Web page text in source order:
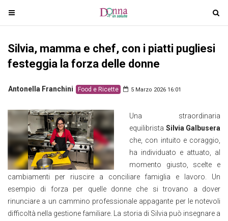
T
o
g
l
n
v
g
a
t
i
T
o
g
Silvia, mamma e chef, con i piatti pugliesi
festeggia la forza delle donne
Antonella Franchini Food e Ricette 5 Marzo 2026 16:01
Una straordinaria
equilibrista Silvia Galbusera
che, con intuito e coraggio,
ha individuato e attuato, al
momento giusto, scelte e
cambiamenti per riuscire a conciliare famiglia e lavoro. Un
esempio di forza per quelle donne che si trovano a dover
rinunciare a un cammino professionale appagante per le notevoli
difficoltà nella gestione familiare. La storia di Silvia può insegnare a